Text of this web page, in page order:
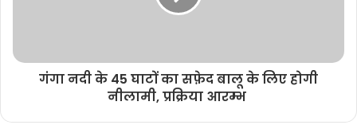
गंगा नदी के 45 घाटों का सफ़ेद बालू के लिए होगी
नीलामी, प्रक्रिया आरम्भ